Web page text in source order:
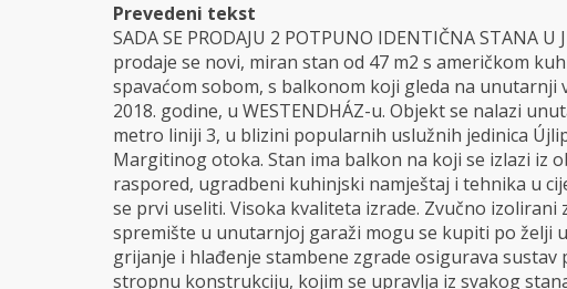
Prevedeni tekst
SADA SE PRODAJU 2 POTPUNO IDENTIČNA STANA
prodaje se novi, miran stan od 47 m2 s američkom
spavaćom sobom, s balkonom koji gleda na
2018. godine, u WESTENDHÁZ-u. Objekt se nalazi
metro liniji 3, u blizini popularnih uslužnih jedinica
Margitinog otoka. Stan ima balkon na koji se izlazi iz
raspored, ugradbeni kuhinjski namještaj i tehnika u
se prvi useliti. Visoka kvaliteta izrade. Zvučno
spremište u unutarnjoj garaži mogu se kupiti po želji
grijanje i hlađenje stambene zgrade osigurava
stropnu konstrukciju, kojim se upravlja iz svakog